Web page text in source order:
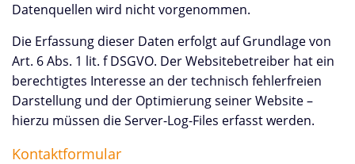
Datenquellen wird nicht vorgenommen.
Die Erfassung dieser Daten erfolgt auf Grundlage von
Art. 6 Abs. 1 lit. f DSGVO. Der Websitebetreiber hat ein
berechtigtes Interesse an der technisch fehlerfreien
Darstellung und der Optimierung seiner Website –
hierzu müssen die Server-Log-Files erfasst werden.
Kontaktformular